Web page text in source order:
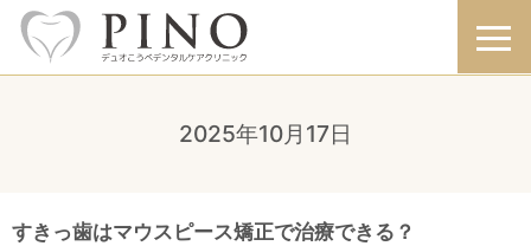
2025年10月17日
すきっ歯はマウスピース矯正で治療できる？